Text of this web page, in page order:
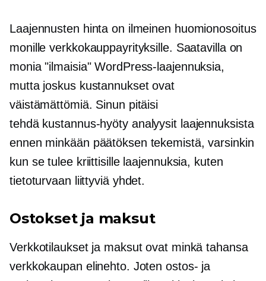
Laajennusten hinta on ilmeinen huomionosoitus
monille verkkokauppayrityksille. Saatavilla on
monia "ilmaisia" WordPress-laajennuksia,
mutta joskus kustannukset ovat
väistämättömiä. Sinun pitäisi
tehdä kustannus-hyötyanalyysit laajennuksista
ennen minkään päätöksen tekemistä, varsinkin
kun se tulee kriittisillelaajennuksia, kuten
tietoturvaan liittyviäyhdet.
Ostokset ja maksut
Verkkotilaukset ja maksut ovat minkä tahansa
verkkokaupan elinehto. Joten ostos- ja